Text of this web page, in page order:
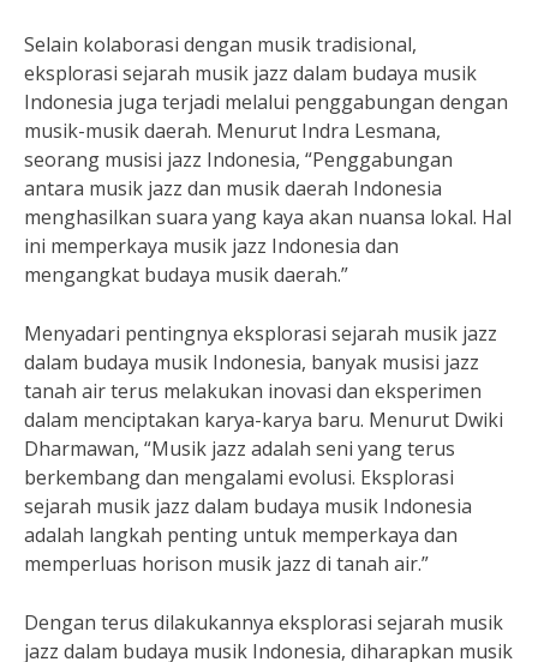
Selain kolaborasi dengan musik tradisional,
eksplorasi sejarah musik jazz dalam budaya musik
Indonesia juga terjadi melalui penggabungan dengan
musik-musik daerah. Menurut Indra Lesmana,
seorang musisi jazz Indonesia, “Penggabungan
antara musik jazz dan musik daerah Indonesia
menghasilkan suara yang kaya akan nuansa lokal. Hal
ini memperkaya musik jazz Indonesia dan
mengangkat budaya musik daerah.”
Menyadari pentingnya eksplorasi sejarah musik jazz
dalam budaya musik Indonesia, banyak musisi jazz
tanah air terus melakukan inovasi dan eksperimen
dalam menciptakan karya-karya baru. Menurut Dwiki
Dharmawan, “Musik jazz adalah seni yang terus
berkembang dan mengalami evolusi. Eksplorasi
sejarah musik jazz dalam budaya musik Indonesia
adalah langkah penting untuk memperkaya dan
memperluas horison musik jazz di tanah air.”
Dengan terus dilakukannya eksplorasi sejarah musik
jazz dalam budaya musik Indonesia, diharapkan musik